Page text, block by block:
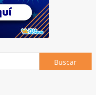
Buscar: